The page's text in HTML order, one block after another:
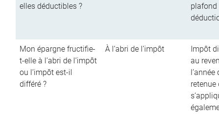
elles déductibles ?
plafond
Mon épargne fructifie-
t-elle à l’abri de l’impôt
ou l’impôt est-il
différé ?
À l’abri de l’impôt
Impôt
au
retenue